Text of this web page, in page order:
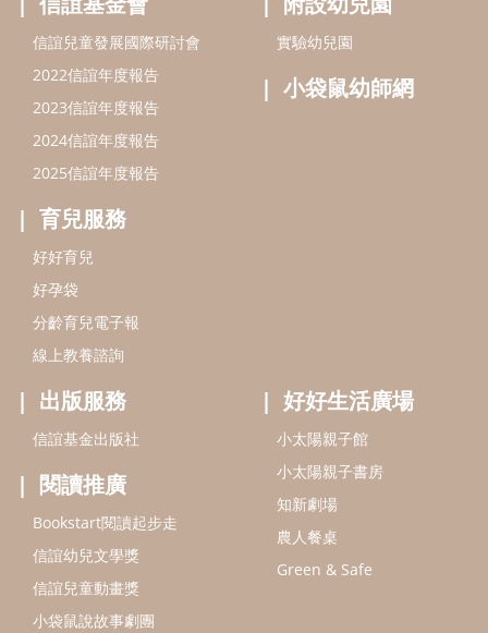
信誼兒童發展國際研討會
2022信誼年度報告
2023信誼年度報告
2024信誼年度報告
2025信誼年度報告
育兒服務
好好育兒
好孕袋
分齡育兒電子報
線上教養諮詢
實驗幼兒園
小袋鼠幼師網
出版服務
信誼基金出版社
閱讀推廣
Bookstart閱讀起步走
信誼幼兒文學獎
信誼兒童動畫獎
小袋鼠說故事劇團
好好生活廣場
小太陽親子館
小太陽親子書房
知新劇場
農人餐桌
Green & Safe